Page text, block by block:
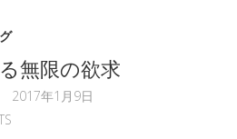
無限の欲求
2017年1月9日